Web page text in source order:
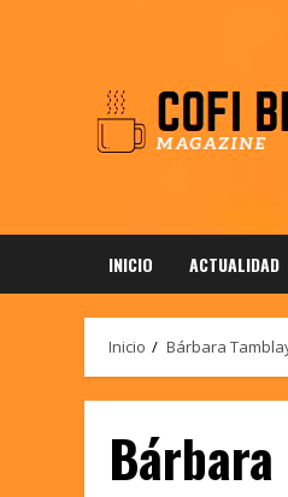
INICIO ACTUALIDAD
Inicio Bárbara